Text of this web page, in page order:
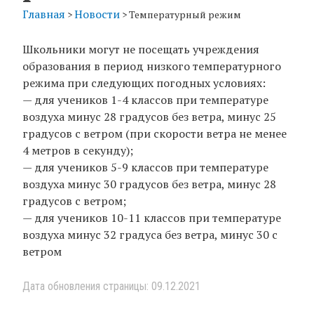
Главная >Новости >Температурный режим
Школьники могут не посещать учреждения
образования в период низкого температурного
режима при следующих погодных условиях:
— для учеников 1-4 классов при температуре
воздуха минус 28 градусов без ветра, минус 25
градусов с ветром (при скорости ветра не менее
4 метров в секунду);
— для учеников 5-9 классов при температуре
воздуха минус 30 градусов без ветра, минус 28
градусов с ветром;
— для учеников 10-11 классов при температуре
воздуха минус 32 градуса без ветра, минус 30 с
ветром
Дата обновления страницы: 09.12.2021